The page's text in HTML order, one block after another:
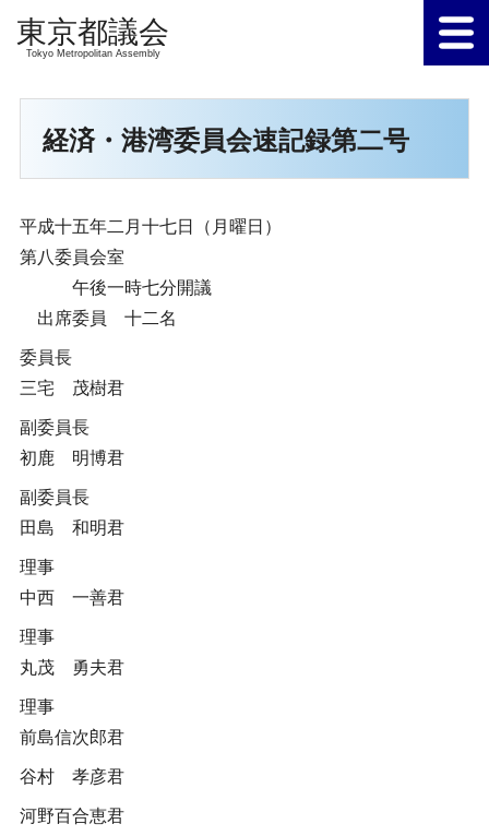
Tokyo Metropolitan Assembly
経済・港湾委員会速記録第二号
平成十五年二月十七日（月曜日）
第八委員会室
午後一時七分開議
出席委員 十二名
委員長
三宅 茂樹君
副委員長
初鹿 明博君
副委員長
田島 和明君
理事
中西 一善君
理事
丸茂 勇夫君
理事
前島信次郎君
谷村 孝彦君
河野百合恵君